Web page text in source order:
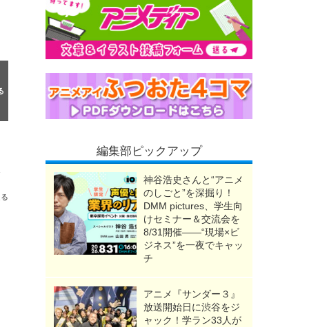
編集部ピックアップ
神谷浩史さんと“アニメ
のしごと”を深掘り！
DMM pictures、学生向
けセミナー＆交流会を
8/31開催――“現場×ビ
ジネス”を一夜でキャッ
チ
アニメ『サンダー３』
放送開始日に渋谷をジ
ャック！学ラン33人が